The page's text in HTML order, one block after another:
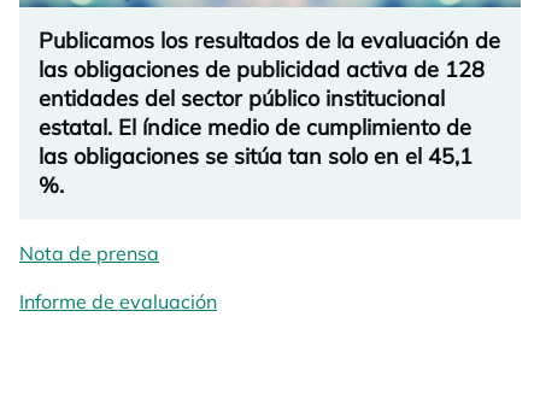
Publicamos los resultados de la evaluación de
las obligaciones de publicidad activa de 128
entidades del sector público institucional
estatal. El índice medio de cumplimiento de
las obligaciones se sitúa tan solo en el 45,1
%.
Nota de prensa
Informe de evaluación